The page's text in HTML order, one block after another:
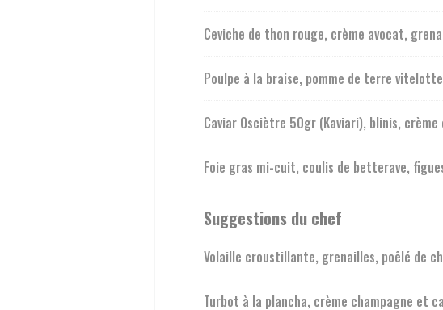
Ceviche de thon rouge, crème avocat,
Poulpe à la braise, pomme de terre
Caviar Osciètre 50gr (Kaviari), blinis, crème
Foie gras mi-cuit, coulis de betterave,
Suggestions du chef
Volaille croustillante, grenailles, poêlé de
Turbot à la plancha, crème champagne et